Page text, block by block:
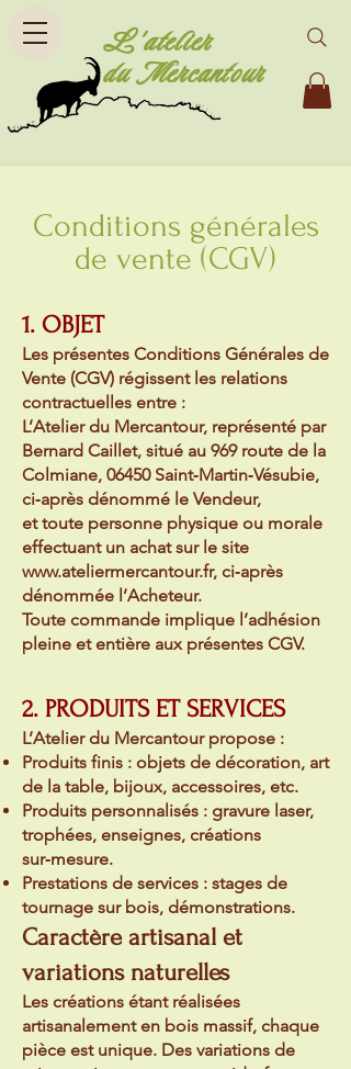
L'atelier
du Mercantour
Conditions générales
de vente (CGV)
1. OBJET
Les présentes Conditions Générales de
Vente (CGV) régissent les relations
contractuelles entre :
L’Atelier du Mercantour, représenté par
Bernard Caillet, situé au 969 route de la
Colmiane, 06450 Saint‑Martin‑Vésubie,
ci‑après dénommé le Vendeur,
et toute personne physique ou morale
effectuant un achat sur le site
www.ateliermercantour.fr, ci‑après
dénommée l’Acheteur.
Toute commande implique l’adhésion
pleine et entière aux présentes CGV.
2. PRODUITS ET SERVICES
L’Atelier du Mercantour propose :
Produits finis : objets de décoration, art
de la table, bijoux, accessoires, etc.
Produits personnalisés : gravure laser,
trophées, enseignes, créations
sur‑mesure.
Prestations de services : stages de
tournage sur bois, démonstrations.
Caractère artisanal et
variations naturelles
Les créations étant réalisées
artisanalement en bois massif, chaque
pièce est unique. Des variations de